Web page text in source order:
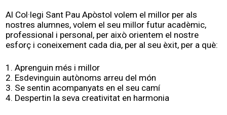
Al Col·legi Sant Pau Apòstol volem el millor per als
nostres alumnes, volem el seu millor futur acadèmic,
professional i personal, per això orientem el nostre
esforç i coneixement cada dia, per al seu èxit, per a què:
1. Aprenguin més i millor
2. Esdevinguin autònoms arreu del món
3. Se sentin acompanyats en el seu camí
4. Despertin la seva creativitat en harmonia